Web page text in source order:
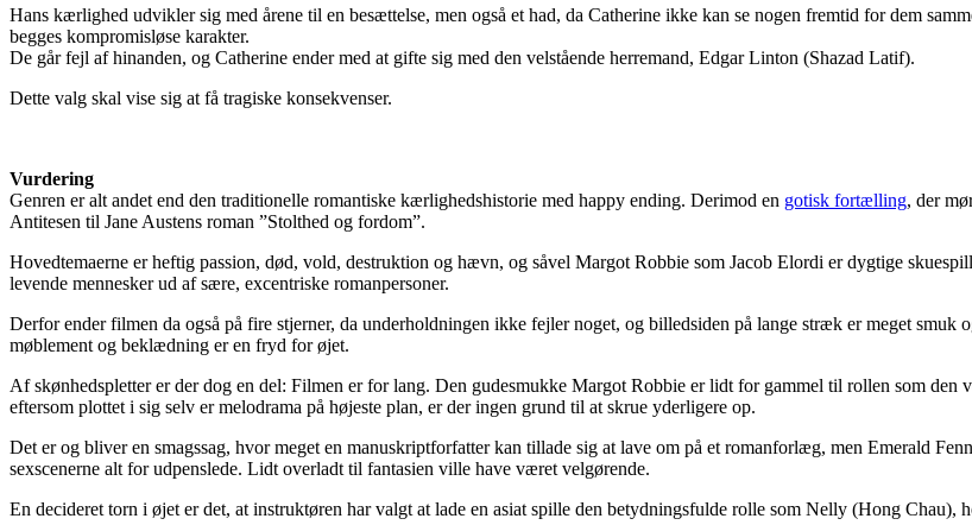
Hans kærlighed udvikler sig med årene til en besættelse, men også et had, da Catherine ikke kan se nogen fremtid for dem
begges kompromisløse karakter.
De går fejl af hinanden, og Catherine ender med at gifte sig med den velstående herremand, Edgar Linton (Shazad Latif).
Dette valg skal vise sig at få tragiske konsekvenser.
Vurdering
Genren er alt andet end den traditionelle romantiske kærlighedshistorie med happy ending. Derimod en gotisk fortælling, der
Antitesen til Jane Austens roman ”Stolthed og fordom”.
Hovedtemaerne er heftig passion, død, vold, destruktion og hævn, og såvel Margot Robbie som Jacob Elordi er dygtige
levende mennesker ud af sære, excentriske romanpersoner.
Derfor ender filmen da også på fire stjerner, da underholdningen ikke fejler noget, og billedsiden på lange stræk er meget
møblement og beklædning er en fryd for øjet.
Af skønhedspletter er der dog en del: Filmen er for lang. Den gudesmukke Margot Robbie er lidt for gammel til rollen som den
eftersom plottet i sig selv er melodrama på højeste plan, er der ingen grund til at skrue yderligere op.
Det er og bliver en smagssag, hvor meget en manuskriptforfatter kan tillade sig at lave om på et romanforlæg, men Emerald
sexscenerne alt for udpenslede. Lidt overladt til fantasien ville have været velgørende.
En decideret torn i øjet er det, at instruktøren har valgt at lade en asiat spille den betydningsfulde rolle som Nelly (Hong Chau),